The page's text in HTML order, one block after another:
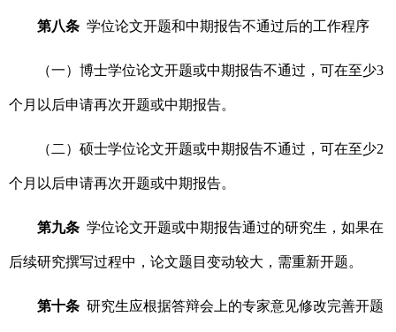
第八条 学位论文开题和中期报告不通过后的工作程序
（一）博士学位论文开题或中期报告不通过，可在至少3
个月以后申请再次开题或中期报告。
（二）硕士学位论文开题或中期报告不通过，可在至少2
个月以后申请再次开题或中期报告。
第九条 学位论文开题或中期报告通过的研究生，如果在
后续研究撰写过程中，论文题目变动较大，需重新开题。
第十条 研究生应根据答辩会上的专家意见修改完善开题